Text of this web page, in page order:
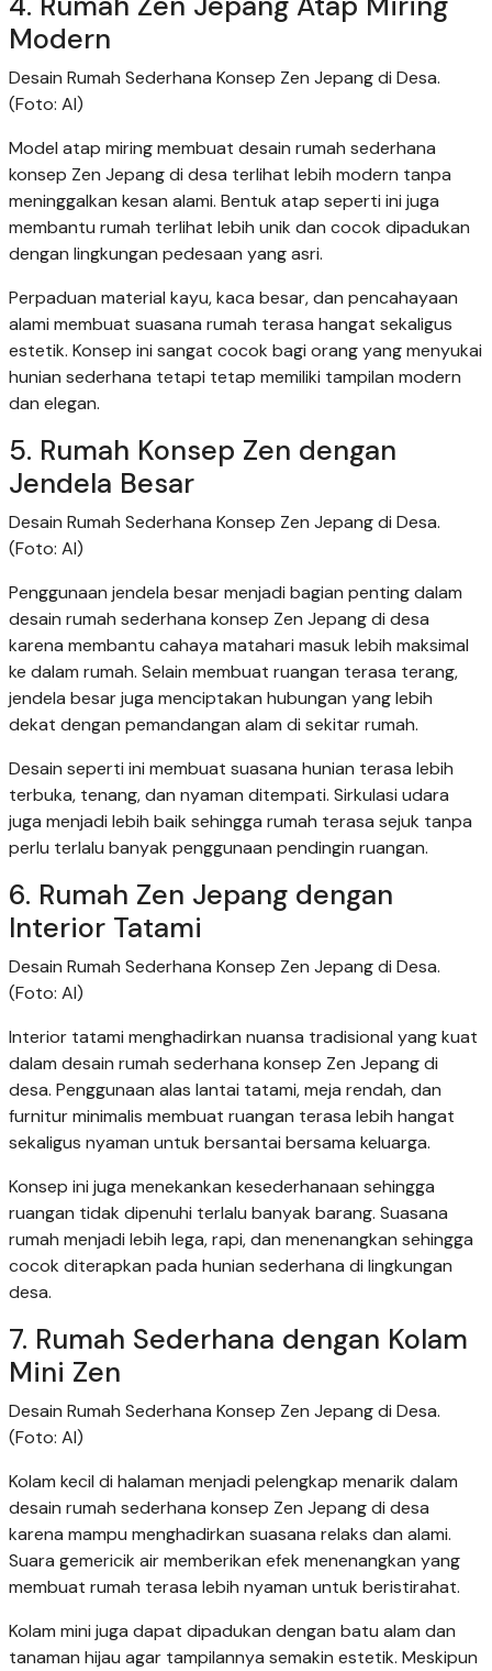
Modern
Desain Rumah Sederhana Konsep Zen Jepang di Desa.
(Foto: AI)
Model atap miring membuat desain rumah sederhana
konsep Zen Jepang di desa terlihat lebih modern tanpa
meninggalkan kesan alami. Bentuk atap seperti ini juga
membantu rumah terlihat lebih unik dan cocok dipadukan
dengan lingkungan pedesaan yang asri.
Perpaduan material kayu, kaca besar, dan pencahayaan
alami membuat suasana rumah terasa hangat sekaligus
estetik. Konsep ini sangat cocok bagi orang yang menyukai
hunian sederhana tetapi tetap memiliki tampilan modern
dan elegan.
5. Rumah Konsep Zen dengan
Jendela Besar
Desain Rumah Sederhana Konsep Zen Jepang di Desa.
(Foto: AI)
Penggunaan jendela besar menjadi bagian penting dalam
desain rumah sederhana konsep Zen Jepang di desa
karena membantu cahaya matahari masuk lebih maksimal
ke dalam rumah. Selain membuat ruangan terasa terang,
jendela besar juga menciptakan hubungan yang lebih
dekat dengan pemandangan alam di sekitar rumah.
Desain seperti ini membuat suasana hunian terasa lebih
terbuka, tenang, dan nyaman ditempati. Sirkulasi udara
juga menjadi lebih baik sehingga rumah terasa sejuk tanpa
perlu terlalu banyak penggunaan pendingin ruangan.
6. Rumah Zen Jepang dengan
Interior Tatami
Desain Rumah Sederhana Konsep Zen Jepang di Desa.
(Foto: AI)
Interior tatami menghadirkan nuansa tradisional yang kuat
dalam desain rumah sederhana konsep Zen Jepang di
desa. Penggunaan alas lantai tatami, meja rendah, dan
furnitur minimalis membuat ruangan terasa lebih hangat
sekaligus nyaman untuk bersantai bersama keluarga.
Konsep ini juga menekankan kesederhanaan sehingga
ruangan tidak dipenuhi terlalu banyak barang. Suasana
rumah menjadi lebih lega, rapi, dan menenangkan sehingga
cocok diterapkan pada hunian sederhana di lingkungan
desa.
7. Rumah Sederhana dengan Kolam
Mini Zen
Desain Rumah Sederhana Konsep Zen Jepang di Desa.
(Foto: AI)
Kolam kecil di halaman menjadi pelengkap menarik dalam
desain rumah sederhana konsep Zen Jepang di desa
karena mampu menghadirkan suasana relaks dan alami.
Suara gemericik air memberikan efek menenangkan yang
membuat rumah terasa lebih nyaman untuk beristirahat.
Kolam mini juga dapat dipadukan dengan batu alam dan
tanaman hijau agar tampilannya semakin estetik. Meskipun